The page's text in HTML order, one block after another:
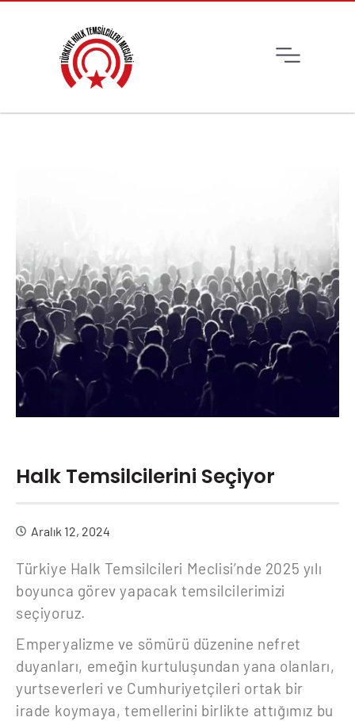
Halk Temsilcilerini Seçiyor
Aralık 12, 2024
Türkiye Halk Temsilcileri Meclisi’nde 2025 yılı
boyunca görev yapacak temsilcilerimizi
seçiyoruz.
Emperyalizme ve sömürü düzenine nefret
duyanları, emeğin kurtuluşundan yana olanları,
yurtseverleri ve Cumhuriyetçileri ortak bir
irade koymaya, temellerini birlikte attığımız bu